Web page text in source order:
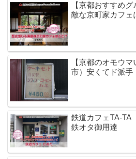
【京都おすすめ
敵な京町家カフェ
【京都のオモウ
市）安くてド派手
鉄道カフェTA-TA
鉄オタ御用達